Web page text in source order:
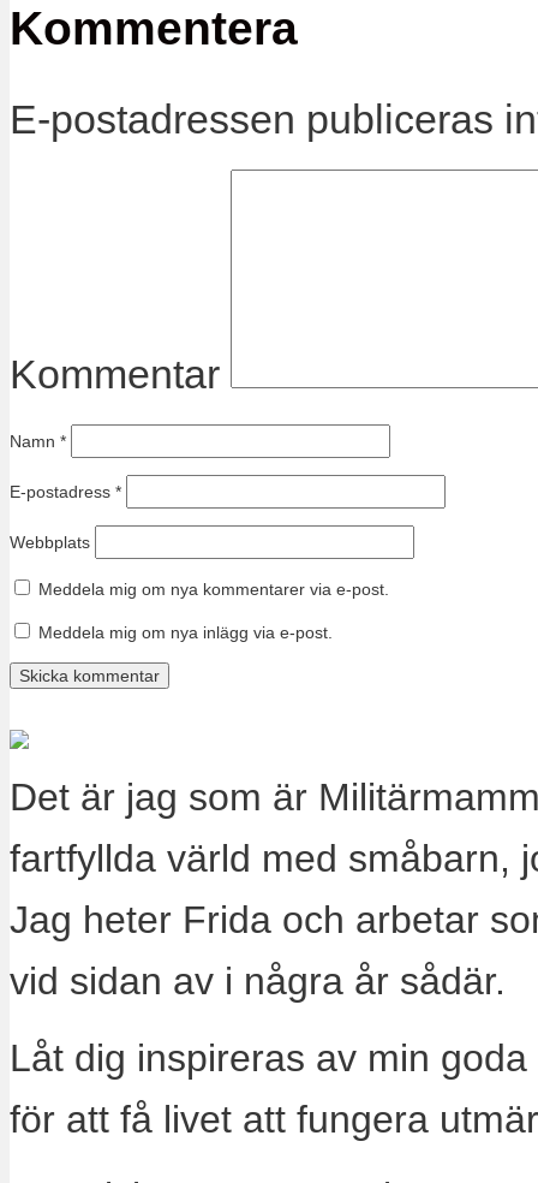
Kommentera
E-postadressen publiceras
Kommentar
Namn *
E-postadress *
Webbplats
Meddela mig om nya kommentarer via e-post.
Meddela mig om nya inlägg via e-post.
Det är jag som är
fartfyllda värld med småbarn,
Jag heter Frida och arbetar
vid sidan av i några år sådär.
Låt dig inspireras av min
för att få livet att fungera